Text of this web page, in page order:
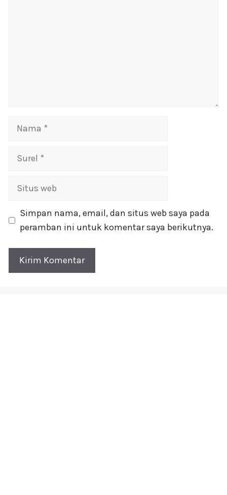
Nama
Surel
Situs
Simpan nama, email, dan situs web saya pada
peramban ini untuk komentar saya berikutnya.